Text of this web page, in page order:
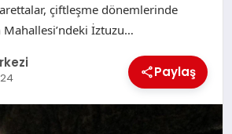
çiftleşme dönemlerinde
Mahallesi’ndeki İztuzu…
Paylaş